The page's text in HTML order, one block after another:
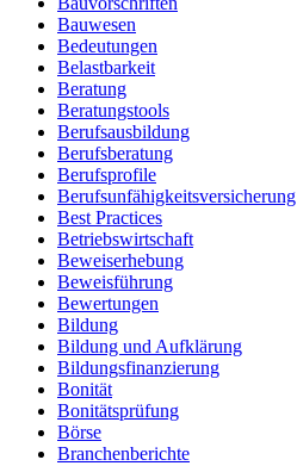
Bauwesen
Bedeutungen
Belastbarkeit
Beratung
Beratungstools
Berufsausbildung
Berufsberatung
Berufsprofile
Berufsunfähigkeitsversicherung
Best Practices
Betriebswirtschaft
Beweiserhebung
Beweisführung
Bewertungen
Bildung
Bildung und Aufklärung
Bildungsfinanzierung
Bonität
Bonitätsprüfung
Börse
Branchenberichte